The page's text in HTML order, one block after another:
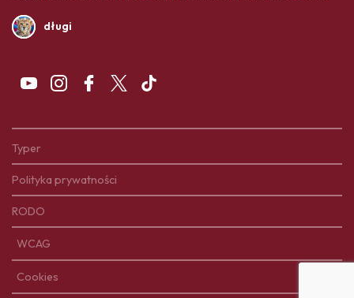
długi
Typer
Polityka prywatności
RODO
WCAG
Cookies